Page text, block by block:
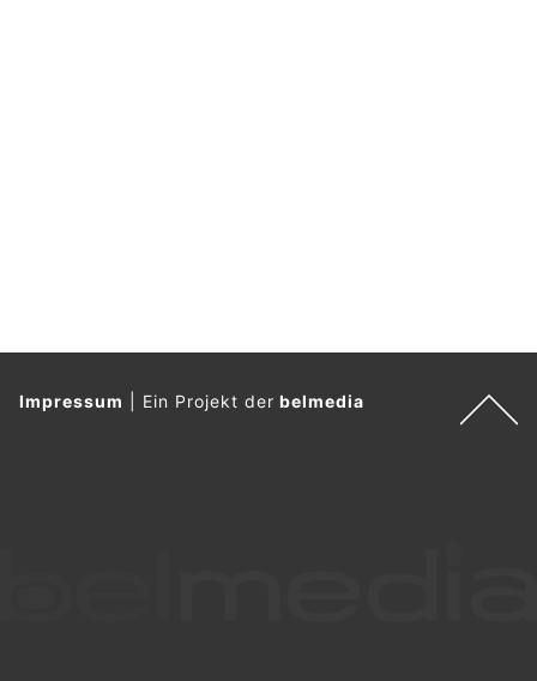
Impressum Ein Projekt derbelmedia